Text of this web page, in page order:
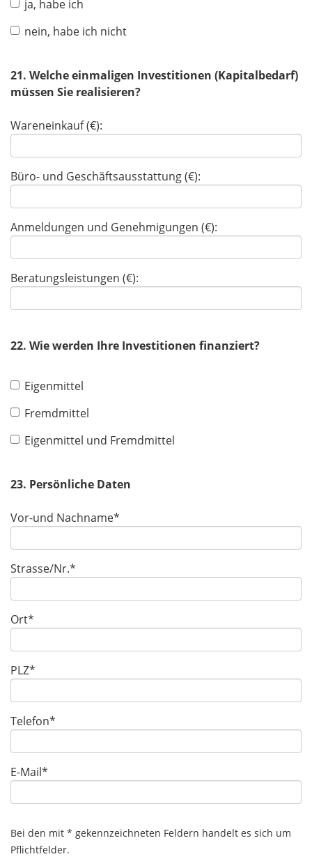
ja, habe ich
nein, habe ich nicht
21. Welche einmaligen Investitionen (Kapitalbedarf)
müssen Sie realisieren?
Wareneinkauf (€):
Büro- und Geschäftsausstattung (€):
Anmeldungen und Genehmigungen (€):
Beratungsleistungen (€):
22. Wie werden Ihre Investitionen finanziert?
Eigenmittel
Fremdmittel
Eigenmittel und Fremdmittel
23. Persönliche Daten
Vor-und Nachname*
Bitte lasse dieses Feld leer.
Strasse/Nr.*
Ort*
PLZ*
Telefon*
E-Mail*
Bei den mit * gekennzeichneten Feldern handelt es sich um
Pflichtfelder.